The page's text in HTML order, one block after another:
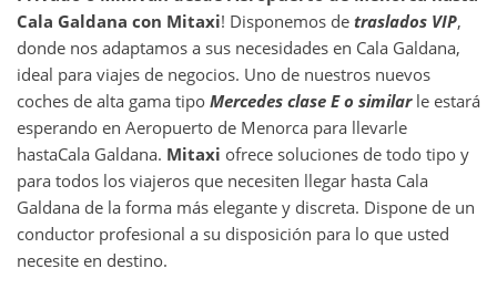
Cala Galdana con Mitaxi! Disponemos de traslados VIP,
donde nos adaptamos a sus necesidades en Cala Galdana,
ideal para viajes de negocios. Uno de nuestros nuevos
coches de alta gama tipo Mercedes clase E o similarle estará
esperando en Aeropuerto de Menorca para llevarle
hastaCala Galdana. Mitaxi ofrece soluciones de todo tipo y
para todos los viajeros que necesiten llegar hasta Cala
Galdana de la forma más elegante y discreta. Dispone de un
conductor profesional a su disposición para lo que usted
necesite en destino.